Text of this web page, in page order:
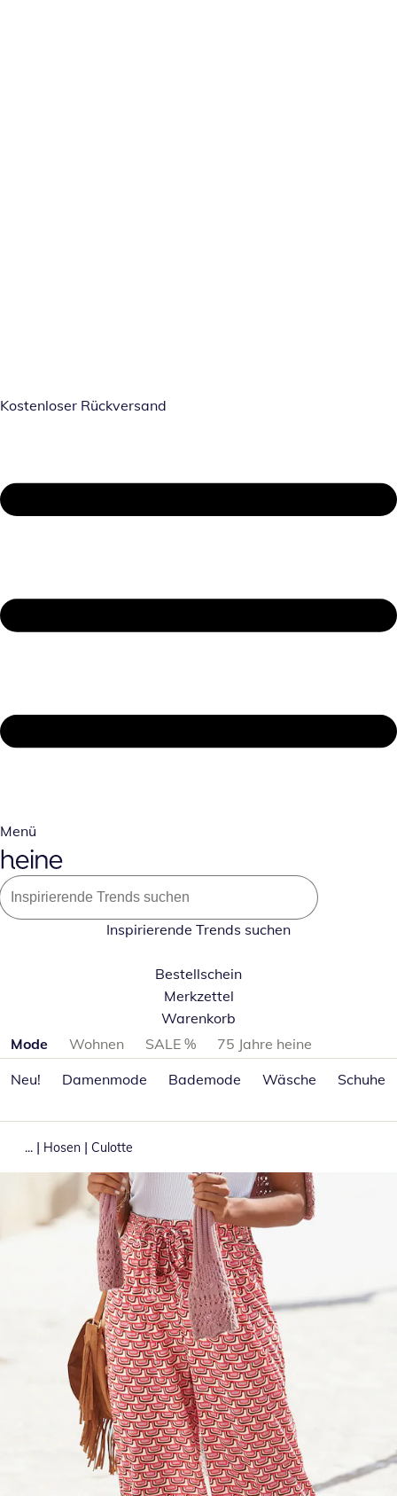
Kostenloser Rückversand
Menü
Inspirierende Trends suchen
Bestellschein
Merkzettel
Warenkorb
Produktkategorien überspringen
Mode Wohnen SALE %
75 Jahre heine
Neu!
Damenmode Bademode Wäsche Schuhe
... | Hosen | Culotte